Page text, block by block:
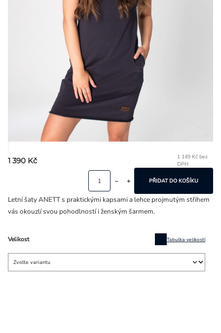
1 390 Kč
1 149 Kč bez
DPH
Velikost Tabulka velikostí
PŘIDAT DO KOŠÍKU
Letní šaty ANETT s praktickými kapsami a lehce projmutým střihem
vás okouzlí svou pohodlností i ženským šarmem.